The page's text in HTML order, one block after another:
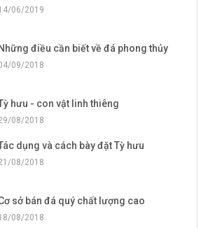
06/2019
Những điều cần biết về đá phong thủy
09/2018
hưu - con vật linh thiêng
08/2018
dụng và cách bày đặt Tỳ hưu
08/2018
sở bán đá quý chất lượng cao
08/2018